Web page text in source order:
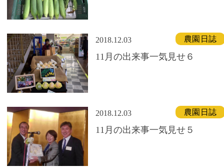
2018.12.03 農園日誌
11月の出来事一気見せ６
2018.12.03 農園日誌
11月の出来事一気見せ５